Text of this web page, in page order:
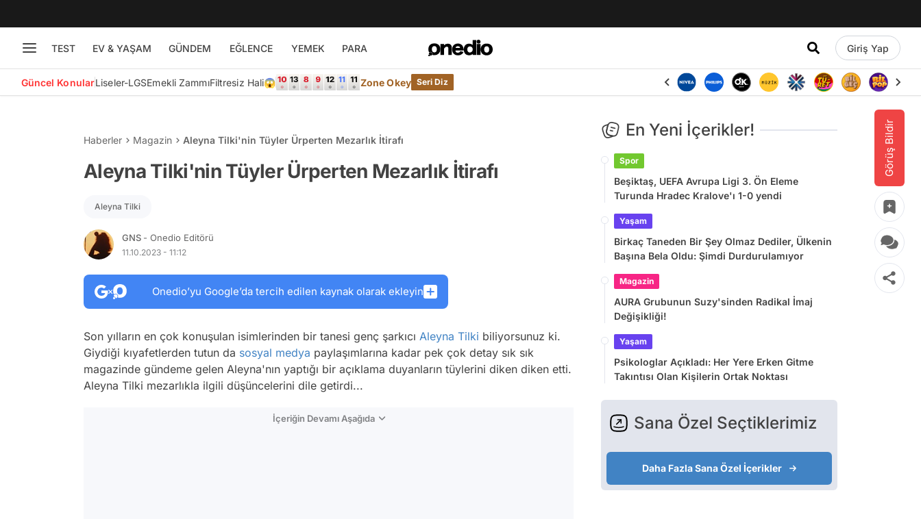
TEST EV & YAŞAM GÜNDEM EĞLENCE YEMEK PARA Giriş Yap
Güncel KonularLiseler-LGSEmekli ZammıFiltresiz Hali😱 Zone Okey Seri Diz
Görüş Bildir
Haberler Magazin Aleyna Tilki'nin Tüyler Ürperten Mezarlık İtirafı
Aleyna Tilki'nin Tüyler Ürperten Mezarlık İtirafı
Aleyna Tilki
GNS - Onedio Editörü
11.10.2023 - 11:12
Onedio’yu Google’da tercih edilen kaynak olarak ekleyin
Son yılların en çok konuşulan isimlerinden bir tanesi genç şarkıcı Aleyna Tilki biliyorsunuz ki.
Giydiği kıyafetlerden tutun da sosyal medya paylaşımlarına kadar pek çok detay sık sık
magazinde gündeme gelen Aleyna'nın yaptığı bir açıklama duyanların tüylerini diken diken etti.
Aleyna Tilki mezarlıkla ilgili düşüncelerini dile getirdi...
İçeriğin Devamı Aşağıda
En Yeni İçerikler!
Spor
Beşiktaş, UEFA Avrupa Ligi 3. Ön Eleme
Turunda Hradec Kralove'ı 1-0 yendi
Yaşam
Birkaç Taneden Bir Şey Olmaz Dediler, Ülkenin
Başına Bela Oldu: Şimdi Durdurulamıyor
Magazin
AURA Grubunun Suzy'sinden Radikal İmaj
Değişikliği!
Yaşam
Psikologlar Açıkladı: Her Yere Erken Gitme
Takıntısı Olan Kişilerin Ortak Noktası
Sana Özel Seçtiklerimiz
Daha Fazla Sana Özel İçerikler